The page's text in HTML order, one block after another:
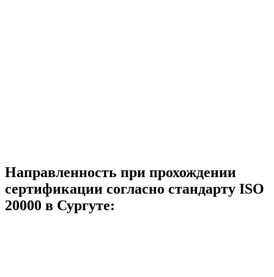
Направленность при прохождении
сертификации согласно стандарту ISO
20000 в Сургуте: